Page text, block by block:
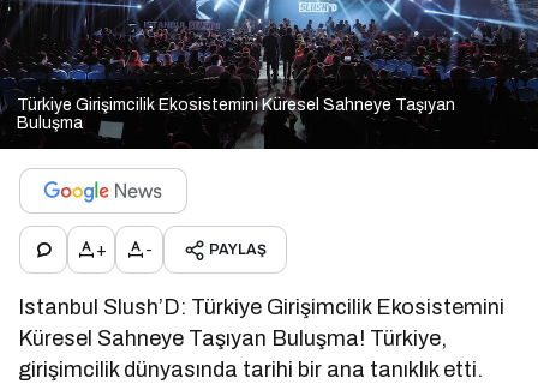
Türkiye Girişimcilik Ekosistemini Küresel Sahneye Taşıyan
Buluşma
+ - PAYLAŞ
Istanbul Slush’D: Türkiye Girişimcilik Ekosistemini
Küresel Sahneye Taşıyan Buluşma! Türkiye,
girişimcilik dünyasında tarihi bir ana tanıklık etti.